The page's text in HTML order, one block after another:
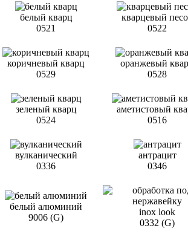
белый кварц
0521
кварцевый
0522
коричневый кварц
0529
оранжевый
0528
зеленый кварц
0524
аметистовый
0516
вулканический
0336
антрацит
0346
белый алюминий
9006 (G)
inox look
0332 (G)